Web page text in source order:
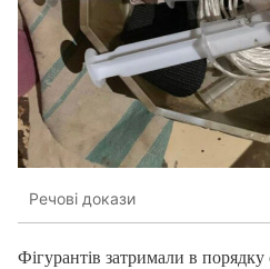
Речові докази
Фігурантів затримали в